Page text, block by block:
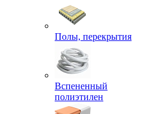
Полы, перекрытия
Вспененный
полиэтилен